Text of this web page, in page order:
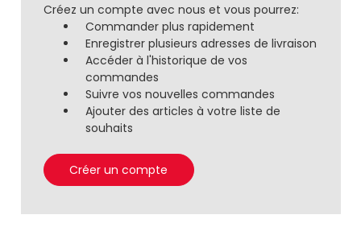
Créez un compte avec nous et vous pourrez:
Commander plus rapidement
Enregistrer plusieurs adresses de livraison
Accéder à l'historique de vos
commandes
Suivre vos nouvelles commandes
Ajouter des articles à votre liste de
souhaits
Créer un compte